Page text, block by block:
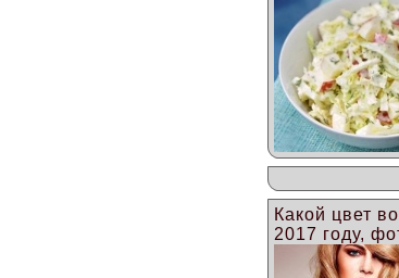
Какой цвет
2017 году,